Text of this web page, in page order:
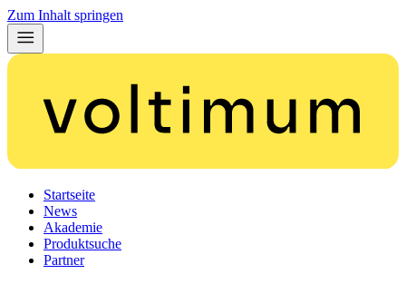
Zum Inhalt springen
Startseite
News
Akademie
Produktsuche
Partner